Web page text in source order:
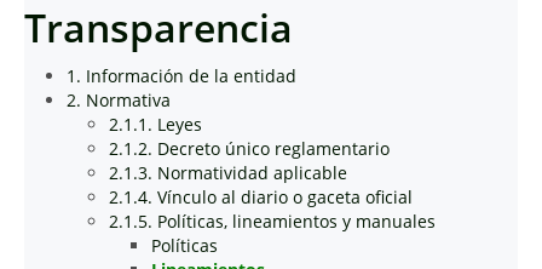
Transparencia
1. Información de la entidad
2. Normativa
2.1.1. Leyes
2.1.2. Decreto único reglamentario
2.1.3. Normatividad aplicable
2.1.4. Vínculo al diario o gaceta oficial
2.1.5. Políticas, lineamientos y manuales
Políticas